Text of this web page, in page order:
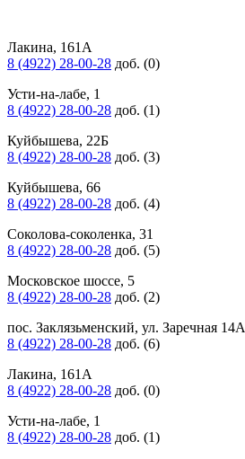
Лакина, 161А
8 (4922) 28-00-28 доб. (0)
Усти-на-лабе, 1
8 (4922) 28-00-28 доб. (1)
Куйбышева, 22Б
8 (4922) 28-00-28 доб. (3)
Куйбышева, 66
8 (4922) 28-00-28 доб. (4)
Соколова-соколенка, 31
8 (4922) 28-00-28 доб. (5)
Московское шоссе, 5
8 (4922) 28-00-28 доб. (2)
пос. Заклязьменский, ул. Заречная 14А
8 (4922) 28-00-28 доб. (6)
Лакина, 161А
8 (4922) 28-00-28 доб. (0)
Усти-на-лабе, 1
8 (4922) 28-00-28 доб. (1)